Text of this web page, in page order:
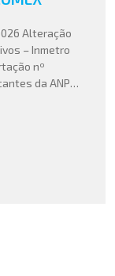
Alteração
– Inmetro
nº
da ANP
de
DOU